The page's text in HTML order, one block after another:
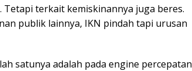
terkait kemiskinannya juga beres.
publik lainnya, IKN pindah tapi urusan
satunya adalah pada engine percepatan